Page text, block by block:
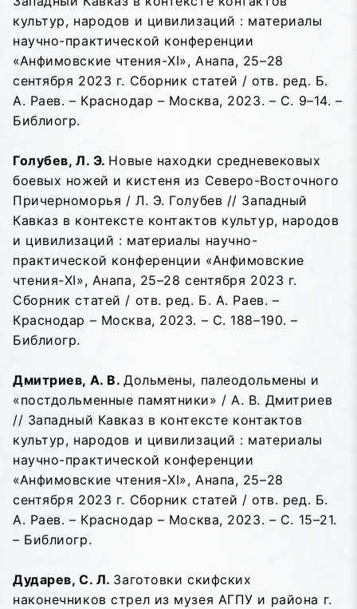
культур, народов и цивилизаций : материалы
научно-практической конференции
«Анфимовские чтения-XI», Анапа, 25–28
сентября 2023 г. Сборник статей / отв. ред. Б.
А. Раев. – Краснодар – Москва, 2023. – С. 9–14. –
Библиогр.
Голубев, Л. Э. Новые находки средневековых
боевых ножей и кистеня из Северо-Восточного
Причерноморья / Л. Э. Голубев // Западный
Кавказ в контексте контактов культур, народов
и цивилизаций : материалы научно-
практической конференции «Анфимовские
чтения-XI», Анапа, 25–28 сентября 2023 г.
Сборник статей / отв. ред. Б. А. Раев. –
Краснодар – Москва, 2023. – С. 188–190. –
Библиогр.
Дмитриев, А. В. Дольмены, палеодольмены и
«постдольменные памятники» / А. В. Дмитриев
// Западный Кавказ в контексте контактов
культур, народов и цивилизаций : материалы
научно-практической конференции
«Анфимовские чтения-XI», Анапа, 25–28
сентября 2023 г. Сборник статей / отв. ред. Б.
А. Раев. – Краснодар – Москва, 2023. – С. 15–21.
– Библиогр.
Дударев, С. Л. Заготовки скифских
наконечников стрел из музея АГПУ и района г.